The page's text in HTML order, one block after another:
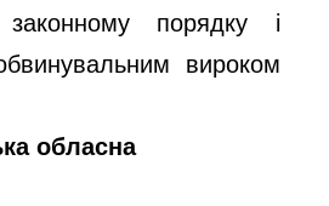
порядку і
вироком
обласна